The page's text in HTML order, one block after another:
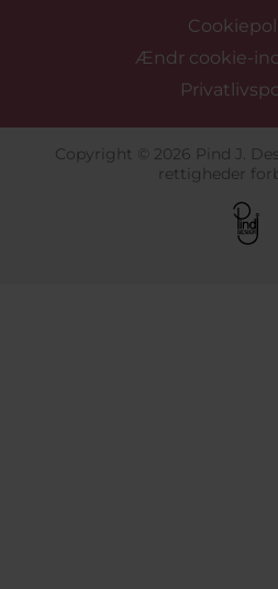
Ændr cookie-
Copyright © 2026 Pind J.
rettigheder